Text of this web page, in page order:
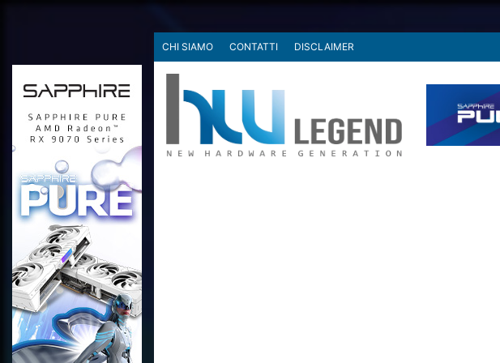
CHI SIAMO CONTATTI DISCLAIMER